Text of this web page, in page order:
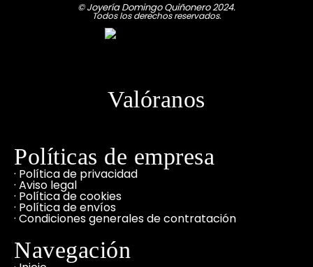
© Joyería Domingo Quiñonero 2024.
Todos los derechos reservados.
Valóranos
Políticas de empresa
· Política de privacidad
· Aviso legal
· Política de cookies
· Política de envíos
· Condiciones generales de contratación
Navegación